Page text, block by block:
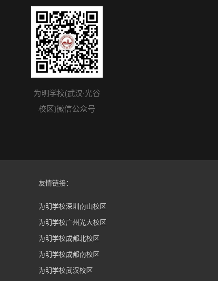
为明学校(武汉·光谷
校区)微信公众号
友情链接：
为明学校深圳南山校区
为明学校广州光大校区
为明学校成都北校区
为明学校成都南校区
为明学校武汉校区